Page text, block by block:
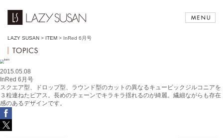
LAZY SUSAN > ITEM > InRed 6月号
2015.05.08
InRed 6月号
スクエア型、ドロップ型、ラウンド型のカットの異なるキュービックジルコニアを
３粒連ねたピアス。長めのチェーンでキラキラ揺れるのが綺麗。繊細ながらも存在
感のあるデザインです。